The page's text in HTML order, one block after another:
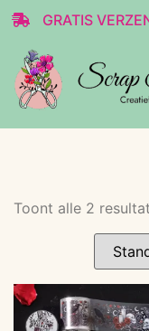
GRATIS
Toont alle 2